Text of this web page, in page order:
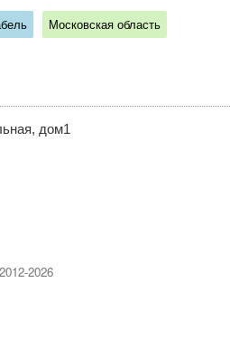
Московская область
дом1
2026